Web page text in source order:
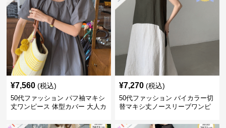
¥7,560 (税込)
50代ファッション パフ袖マキシ
丈ワンピース 体型カバー 大人カ
¥7,270 (税込)
50代ファッション バイカラー切
替マキシ丈ノースリーブワンピ